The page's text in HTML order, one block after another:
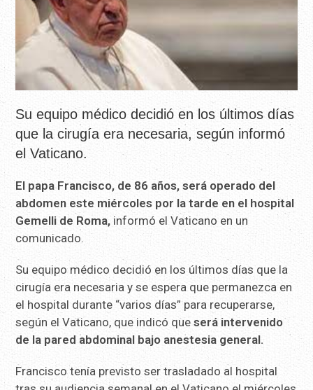
Su equipo médico decidió en los últimos días
que la cirugía era necesaria, según informó
el Vaticano.
El papa Francisco, de 86 años, será operado del
abdomen este miércoles por la tarde en el hospital
Gemelli de Roma, informó el Vaticano en un
comunicado.
Su equipo médico decidió en los últimos días que la
cirugía era necesaria y se espera que permanezca en
el hospital durante “varios días” para recuperarse,
según el Vaticano, que indicó que será intervenido
de la pared abdominal bajo anestesia general.
Francisco tenía previsto ser trasladado al hospital